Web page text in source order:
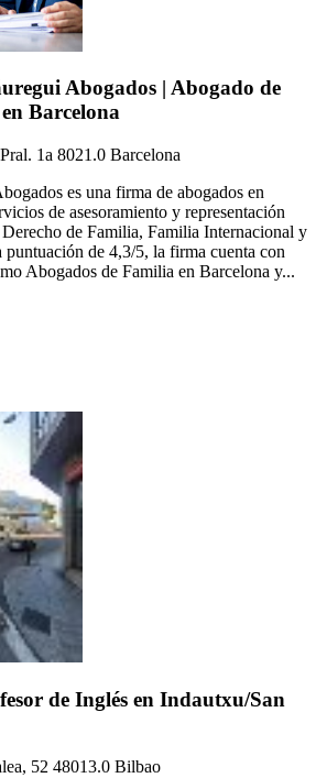
Abogados | Abogado de
Barcelona
1a 8021.0 Barcelona
es una firma de abogados en
de asesoramiento y representación
de Familia, Familia Internacional y
de 4,3/5, la firma cuenta con
Abogados de Familia en Barcelona y...
de Inglés en Indautxu/San
52 48013.0 Bilbao